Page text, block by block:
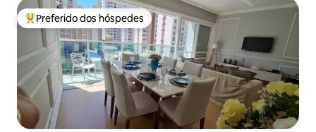
Entre os melhores preferidos dos hóspedes
Preferido dos hóspedes